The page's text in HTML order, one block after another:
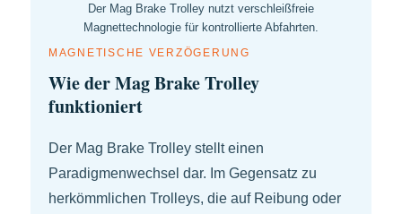
Der Mag Brake Trolley nutzt verschleißfreie
Magnettechnologie für kontrollierte Abfahrten.
MAGNETISCHE VERZÖGERUNG
Wie der Mag Brake Trolley
funktioniert
Der Mag Brake Trolley stellt einen
Paradigmenwechsel dar. Im Gegensatz zu
herkömmlichen Trolleys, die auf Reibung oder